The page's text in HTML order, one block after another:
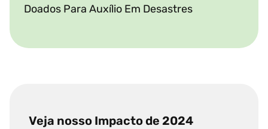
Doados Para Auxílio Em Desastres
Veja nosso Impacto de 2024